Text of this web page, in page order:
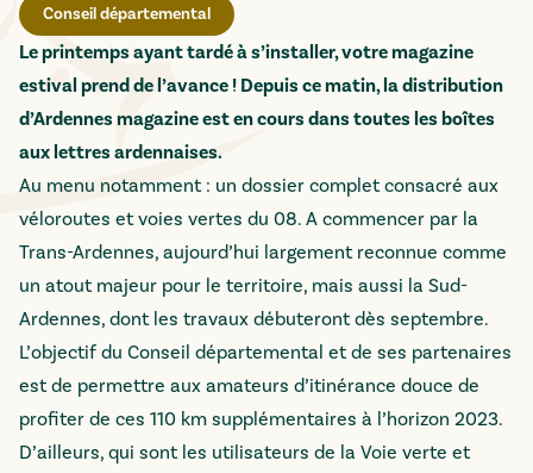
Conseil départemental
Le printemps ayant tardé à s’installer, votre magazine
estival prend de l’avance ! Depuis ce matin, la distribution
d’Ardennes magazine est en cours dans toutes les boîtes
aux lettres ardennaises.
Au menu notamment : un dossier complet consacré aux
véloroutes et voies vertes du 08. A commencer par la
Trans-Ardennes, aujourd’hui largement reconnue comme
un atout majeur pour le territoire, mais aussi la Sud-
Ardennes, dont les travaux débuteront dès septembre.
L’objectif du Conseil départemental et de ses partenaires
est de permettre aux amateurs d’itinérance douce de
profiter de ces 110 km supplémentaires à l’horizon 2023.
D’ailleurs, qui sont les utilisateurs de la Voie verte et